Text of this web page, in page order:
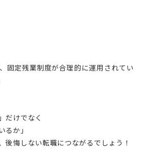
固定残業制度が合理的に運用されてい
だけでなく
るか」
後悔しない転職につながるでしょう！